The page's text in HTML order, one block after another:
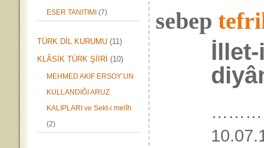
ESER TANITIMI (7)
TÜRK DİL KURUMU (11)
KLÂSİK TÜRK ŞİİRİ (10)
MEHMED AKİF ERSOY’UN
KULLANDIĞI ARUZ
KALIPLARI ve Sekt-i melîh
(2)
sebep
İllet-